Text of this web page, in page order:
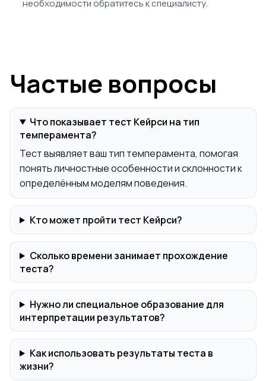
необходимости обратитесь к специалисту.
Частые вопросы
Что показывает тест Кейрси на тип
темперамента?
Тест выявляет ваш тип темперамента, помогая
понять личностные особенности и склонности к
определённым моделям поведения.
Кто может пройти тест Кейрси?
Сколько времени занимает прохождение
теста?
Нужно ли специальное образование для
интерпретации результатов?
Как использовать результаты теста в
жизни?